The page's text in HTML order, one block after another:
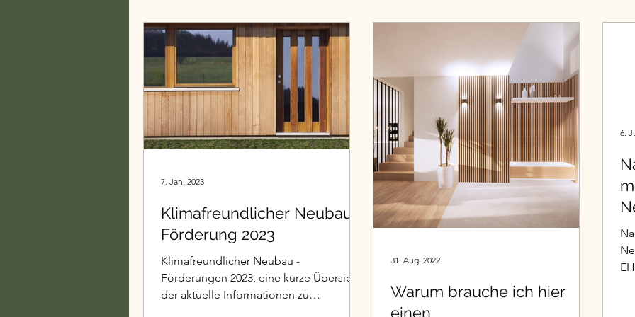
Holzständerbauweise Holz wer bin ich
Grundrissplanung Einsparungen Barrierefreiheit Wohnen
Ordnung Sanierung Optimierung
Klimafreundlicher Neubau -
Förderung 2023
Klimafreundlicher Neubau -
Förderungen 2023, eine kurze Übersicht
der aktuelle Informationen zu
7. Jan. 2023
Warum brauche ich hier
einen
31. Aug. 2022
6.